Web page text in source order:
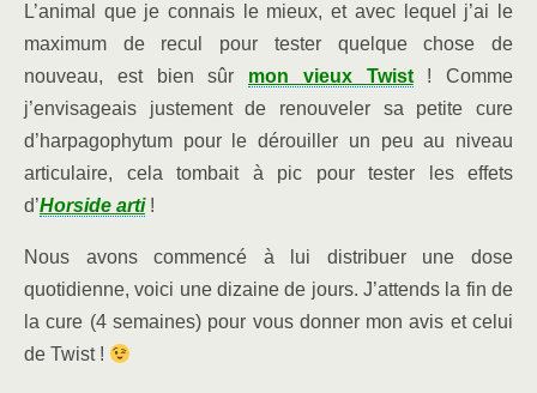
L’animal que je connais le mieux, et avec lequel j’ai le
maximum de recul pour tester quelque chose de
nouveau, est bien sûr mon vieux Twist! Comme
j’envisageais justement de renouveler sa petite cure
d’harpagophytum pour le dérouiller un peu au niveau
articulaire, cela tombait à pic pour tester les effets
d’Horside arti!
Nous avons commencé à lui distribuer une dose
quotidienne, voici une dizaine de jours. J’attends la fin de
la cure (4 semaines) pour vous donner mon avis et celui
de Twist !